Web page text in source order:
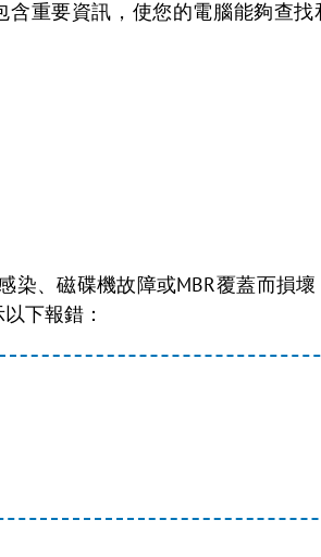
重要資訊，使您的電腦能夠查
染、磁碟機故障或MBR覆蓋而損
下報錯：